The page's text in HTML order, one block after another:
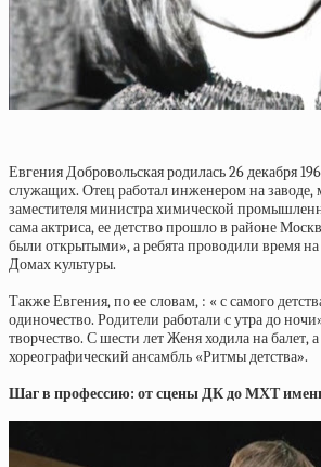
Евгения Добровольская родилась 26 декабря
служащих. Отец работал инженером на заводе,
заместителя министра химической
сама актриса, ее детство прошло в районе
были открытыми», а ребята проводили время на
Домах культуры.
Также Евгения, по ее словам, : « с самого
одиночество. Родители работали с утра до
творчество. С шести лет Женя ходила на балет,
хореографический ансамбль «Ритмы детства».
Шаг в профессию: от сцены ДК до МХТ